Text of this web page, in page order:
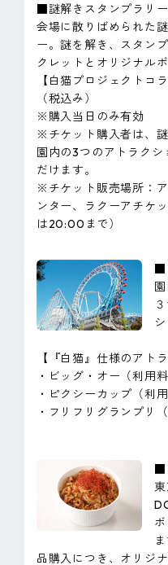
■謎解きスタンプラリー
会場に散りばめられた
ー。謎を解き、スタン
クレットとオリジナル
【白猫プロジェクトコ
（税込み）
※購入当日のみ有効
※チケット購入者は、
園内の3つのアトラク
だけます。
※チケット販売場所：
ンター、ラクーアチケ
は20:00まで）
【『白猫』仕様のアト
・ビッグ・オー（利用
・ピクシーカップ（利
・フリフリグランプリ
■
品購入につき、オリジ